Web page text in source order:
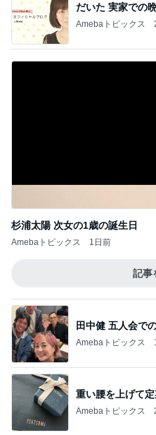
だいた 実家での
Amebaトピックス
杉浦太陽 次女の1歳の誕生日
Amebaトピックス 1日前
記事
田中健 五人会で
Amebaトピックス
重い腰を上げて
Amebaトピックス